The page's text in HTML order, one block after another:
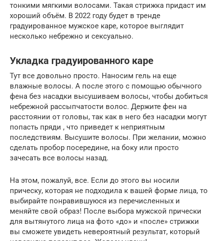
тонкими мягкими волосами. Такая стрижка придаст им
хороший объём. В 2022 году будет в тренде
градуированное мужское каре, которое выглядит
несколько небрежно и сексуально.
Укладка градуированного каре
Тут все довольно просто. Наносим гель на еще
влажные волосы. А после этого с помощью обычного
фена без насадки высушиваем волосы, чтобы добиться
небрежной рассыпчатости волос. Держите фен на
расстоянии от головы, так как в него без насадки могут
попасть пряди , что приведет к неприятным
последствиям. Высушите волосы. При желании, можно
сделать пробор посередине, на боку или просто
зачесать все волосы назад.
На этом, пожалуй, все. Если до этого вы носили
прическу, которая не подходила к вашей форме лица, то
выбирайте понравившуюся из перечисленных и
меняйте свой образ! После выбора мужской прически
для вытянутого лица на фото «до» и «после» стрижки
вы сможете увидеть невероятный результат, который